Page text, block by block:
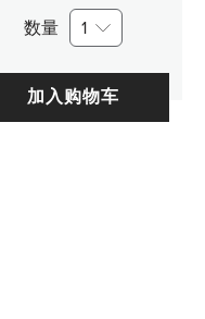
数量 1
加入购物车